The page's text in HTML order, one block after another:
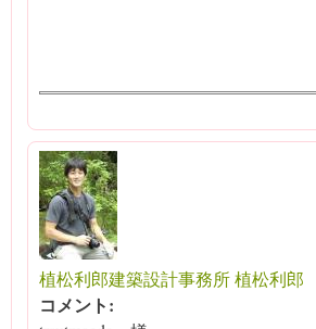
植松利郎建築設計事務所 植松利郎
コメント: